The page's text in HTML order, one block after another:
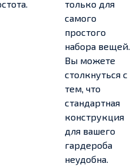
только для
самого
простого
набора вещей.
Вы можете
столкнуться с
тем, что
стандартная
конструкция
для вашего
гардероба
неудобна.